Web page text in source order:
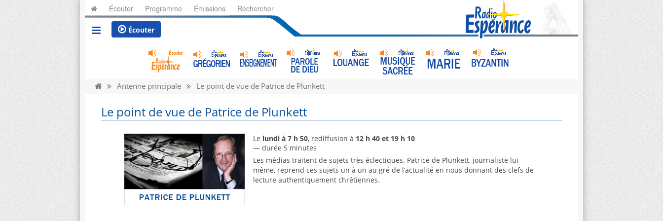
Écouter Programme Émissions Rechercher
Écouter
Antenne principale Le point de vue de Patrice de Plunkett
Le point de vue de Patrice de Plunkett
Le lundi à 7 h 50, rediffusion à 12 h 40 et 19 h 10
— durée 5 minutes
Les médias traitent de sujets très éclectiques. Patrice de Plunkett, journaliste lui-
même, reprend ces sujets un à un au gré de l’actualité en nous donnant des clefs de
lecture authentiquement chrétiennes.